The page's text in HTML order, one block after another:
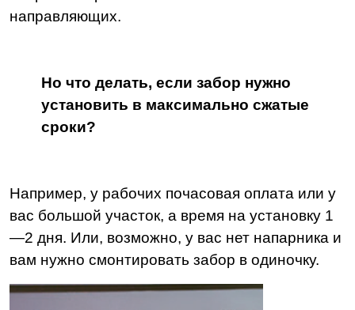
направляющих.
Но что делать, если забор нужно
установить в максимально сжатые
сроки?
Например, у рабочих почасовая оплата или у
вас большой участок, а время на установку 1
—2 дня. Или, возможно, у вас нет напарника и
вам нужно смонтировать забор в одиночку.